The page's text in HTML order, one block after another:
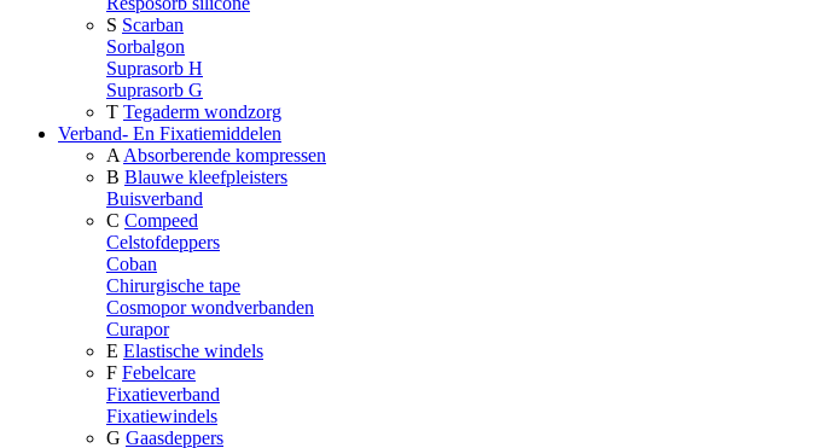
S Scarban
Sorbalgon
Suprasorb H
Suprasorb G
T Tegaderm wondzorg
Verband- En Fixatiemiddelen
A Absorberende kompressen
B Blauwe kleefpleisters
Buisverband
C Compeed
Celstofdeppers
Coban
Chirurgische tape
Cosmopor wondverbanden
Curapor
E Elastische windels
F Febelcare
Fixatieverband
Fixatiewindels
G Gaasdeppers